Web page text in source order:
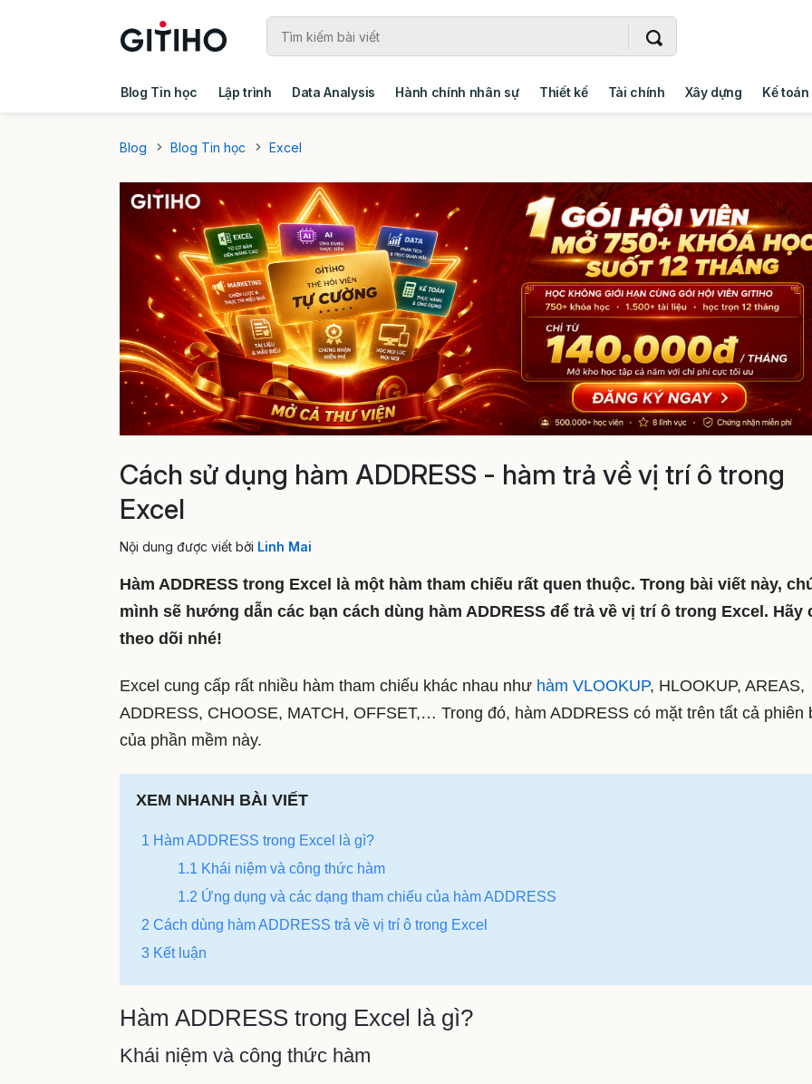
Blog Tin học Lập trình Data Analysis Hành chính nhân sự Thiết kế Tài chính Xây dựng Kế toán
Blog
Blog Tin học Excel
Cách sử dụng hàm ADDRESS - hàm trả về vị trí ô trong
Excel
Nội dung được viết bởi Linh Mai
Hàm ADDRESS trong Excel là một hàm tham chiếu rất quen thuộc. Trong bài viết này,
mình sẽ hướng dẫn các bạn cách dùng hàm ADDRESS để trả về vị trí ô trong Excel. Hãy
theo dõi nhé!
Excel cung cấp rất nhiều hàm tham chiếu khác nhau như hàm VLOOKUP, HLOOKUP, AREAS,
ADDRESS, CHOOSE, MATCH, OFFSET,… Trong đó, hàm ADDRESS có mặt trên tất cả phiên
của phần mềm này.
XEM NHANH BÀI VIẾT
1 Hàm ADDRESS trong Excel là gì?
1.1 Khái niệm và công thức hàm
1.2 Ứng dụng và các dạng tham chiếu của hàm ADDRESS
2 Cách dùng hàm ADDRESS trả về vị trí ô trong Excel
3 Kết luận
Hàm ADDRESS trong Excel là gì?
Khái niệm và công thức hàm